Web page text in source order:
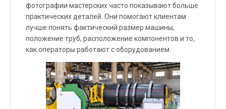
фотографии мастерских часто показывают больше
практических деталей. Они помогают клиентам
лучше понять фактический размер машины,
положение труб, расположение компонентов и то,
как операторы работают с оборудованием.